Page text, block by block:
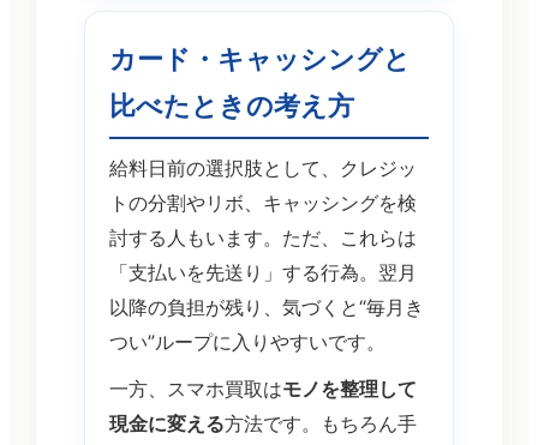
カード・キャッシングと
比べたときの考え方
給料日前の選択肢として、クレジッ
トの分割やリボ、キャッシングを検
討する人もいます。ただ、これらは
「支払いを先送り」する行為。翌月
以降の負担が残り、気づくと“毎月き
つい”ループに入りやすいです。
一方、スマホ買取はモノを整理して
現金に変える方法です。もちろん手